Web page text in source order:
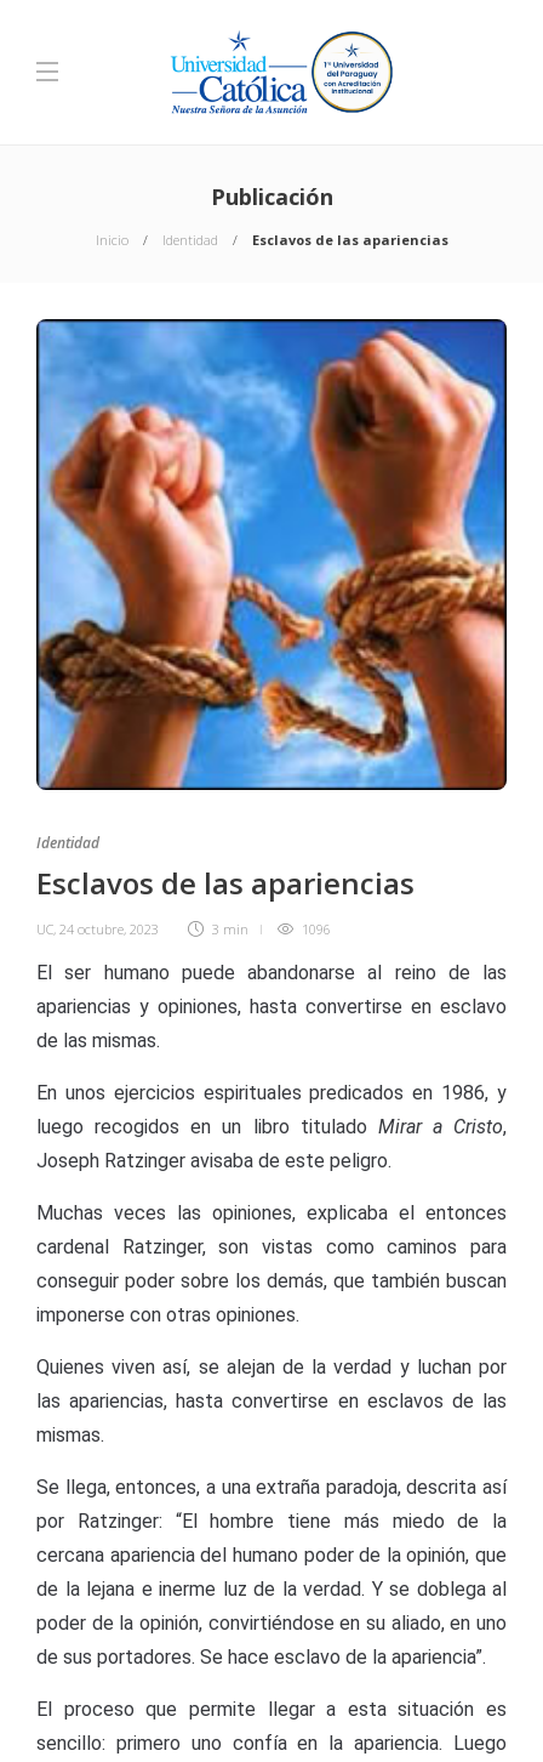
Publicación
Inicio Identidad Esclavos de las apariencias
Identidad
Esclavos de las apariencias
UC, 24 octubre, 2023 3 min 1096
El ser humano puede abandonarse al reino de las
apariencias y opiniones, hasta convertirse en esclavo
de las mismas.
En unos ejercicios espirituales predicados en 1986, y
luego recogidos en un libro titulado Mirar a Cristo,
Joseph Ratzinger avisaba de este peligro.
Muchas veces las opiniones, explicaba el entonces
cardenal Ratzinger, son vistas como caminos para
conseguir poder sobre los demás, que también buscan
imponerse con otras opiniones.
Quienes viven así, se alejan de la verdad y luchan por
las apariencias, hasta convertirse en esclavos de las
mismas.
Se llega, entonces, a una extraña paradoja, descrita así
por Ratzinger: “El hombre tiene más miedo de la
cercana apariencia del humano poder de la opinión, que
de la lejana e inerme luz de la verdad. Y se doblega al
poder de la opinión, convirtiéndose en su aliado, en uno
de sus portadores. Se hace esclavo de la apariencia”.
El proceso que permite llegar a esta situación es
sencillo: primero uno confía en la apariencia. Luego